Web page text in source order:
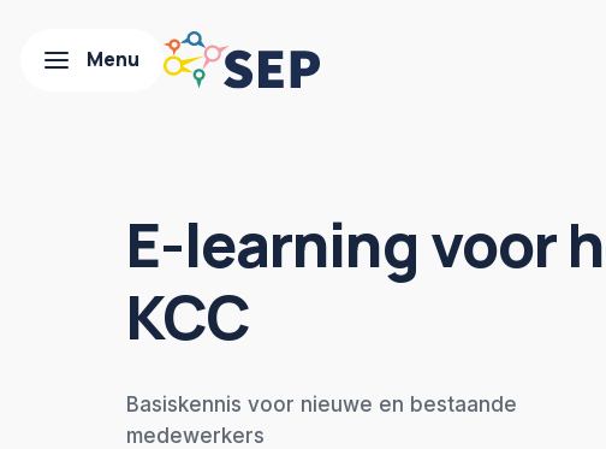
E-learning voor
KCC
Basiskennis voor nieuwe en bestaande
medewerkers